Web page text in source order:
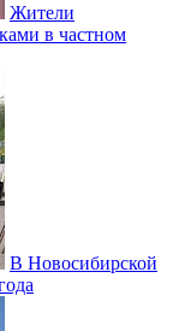
Жители
в частном
В Новосибирской